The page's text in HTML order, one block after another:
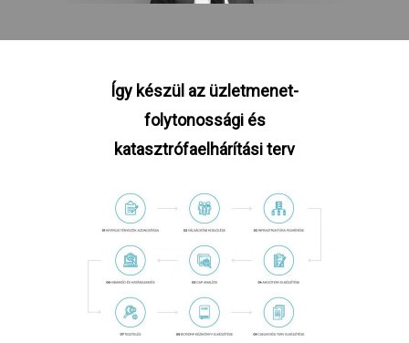
Így készül az üzletmenet-
folytonossági és
katasztrófaelhárítási terv